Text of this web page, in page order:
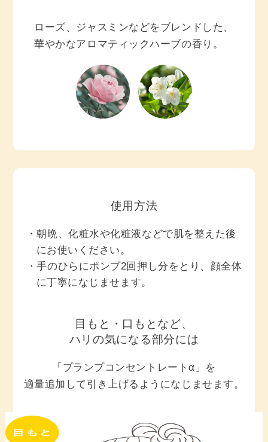
ローズ、ジャスミンなどをブレンドした、
華やかなアロマティックハーブの香り。
使用方法
朝晩、化粧水や化粧液などで肌を整えた後
にお使いください。
手のひらにポンプ2回押し分をとり、顔全体
に丁寧になじませます。
目もと・口もとなど、
ハリの気になる部分には
「プランプコンセントレートα」を
適量追加して引き上げるようになじませます。